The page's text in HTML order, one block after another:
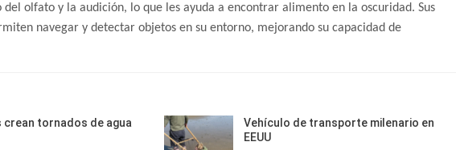
del olfato y la audición, lo que les ayuda a encontrar alimento en la oscuridad. Sus
navegar y detectar objetos en su entorno, mejorando su capacidad de
crean tornados de agua
Vehículo de transporte milenario en
EEUU